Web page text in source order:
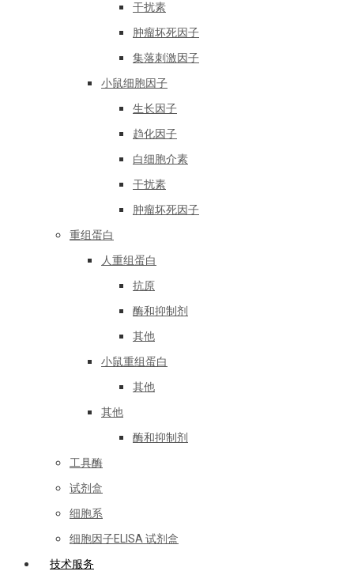
干扰素
肿瘤坏死因子
集落刺激因子
小鼠细胞因子
生长因子
趋化因子
白细胞介素
干扰素
肿瘤坏死因子
重组蛋白
人重组蛋白
抗原
酶和抑制剂
其他
小鼠重组蛋白
其他
其他
酶和抑制剂
工具酶
试剂盒
细胞系
细胞因子ELISA 试剂盒
技术服务